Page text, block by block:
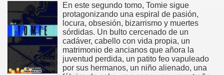
En este segundo tomo, Tomie sigue
protagonizando una espiral de pasión,
locura, obsesión, bizarrismo y muertes
sórdidas. Un bulto cercenado de un
cadáver, cabello con vida propia, un
matrimonio de ancianos que añora la
juventud perdida, un patito feo vapuleado
por sus hermanos, un niño alienado, una